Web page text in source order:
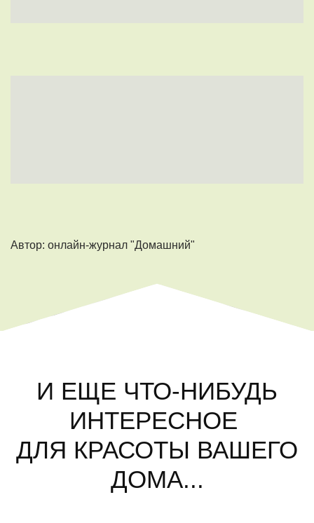
Автор: онлайн-журнал "Домашний"
И ЕЩЕ ЧТО-НИБУДЬ
ИНТЕРЕСНОЕ
ДЛЯ КРАСОТЫ ВАШЕГО
ДОМА...